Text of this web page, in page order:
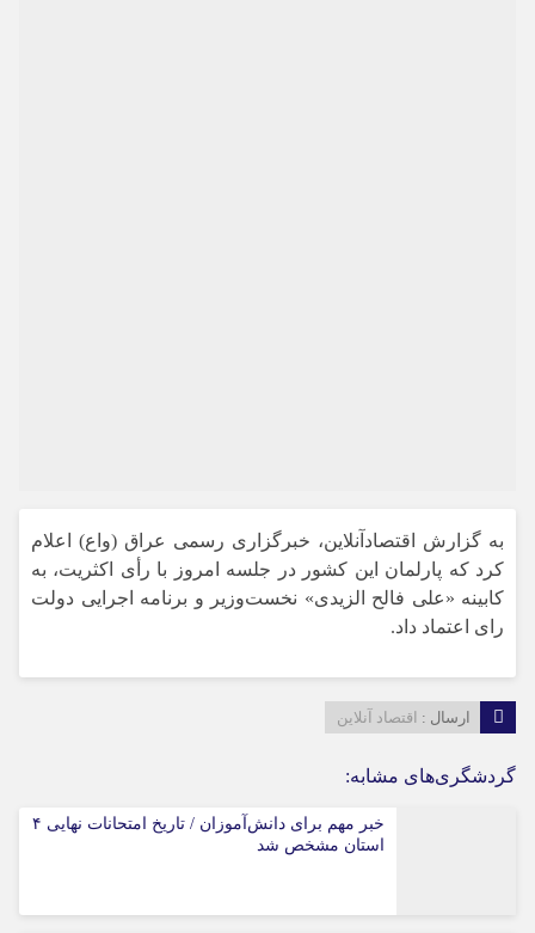
به گزارش اقتصادآنلاین، خبرگزاری رسمی عراق (واع) اعلام
کرد که پارلمان این کشور در جلسه امروز با رأی اکثریت، به
کابینه «علی فالح الزیدی» نخست‌وزیر و برنامه اجرایی دولت
رای اعتماد داد.
ارسال : اقتصاد آنلاین
گردشگری‌های مشابه:
خبر مهم برای دانش‌آموزان / تاریخ امتحانات نهایی ۴
استان مشخص شد